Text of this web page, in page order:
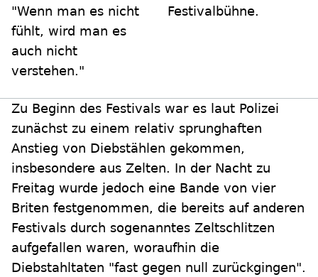
"Wenn man es nicht
fühlt, wird man es
auch nicht
verstehen."
Festivalbühne.
Zu Beginn des Festivals war es laut Polizei
zunächst zu einem relativ sprunghaften
Anstieg von Diebstählen gekommen,
insbesondere aus Zelten. In der Nacht zu
Freitag wurde jedoch eine Bande von vier
Briten festgenommen, die bereits auf anderen
Festivals durch sogenanntes Zeltschlitzen
aufgefallen waren, woraufhin die
Diebstahltaten "fast gegen null zurückgingen".